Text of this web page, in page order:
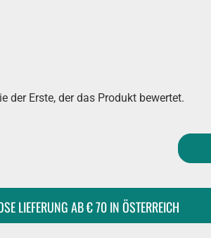
der Erste, der das Produkt bewertet.
LIEFERUNG AB € 70 IN ÖSTERREICH